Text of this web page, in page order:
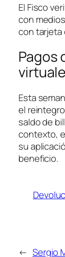
El Fisco
con
con tarjeta
Pagos
Esta
el
saldo de
contexto,
su
beneficio.
← Sergio